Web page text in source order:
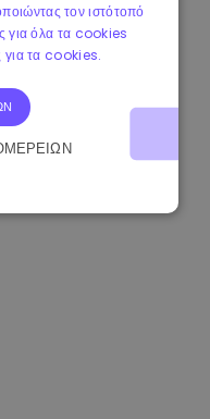
τον ιστότοπό
για όλα τα cookies
για τα cookies.